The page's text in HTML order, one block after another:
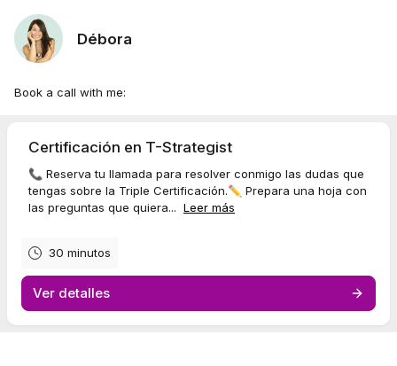
Débora
Book a call with me:
Certificación en T-Strategist
📞 Reserva tu llamada para resolver conmigo las dudas que
tengas sobre la Triple Certificación.✏️ Prepara una hoja con
las preguntas que quiera... Leer más
30 minutos
Ver detalles